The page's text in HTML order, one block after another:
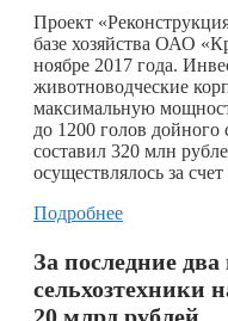
Проект
базе хозяйства ОАО
ноябре 2017 года.
животноводческие
максимальную
до 1200 голов
составил 320 млн
осуществлялось за
Подробнее
За последние
сельхозтехники